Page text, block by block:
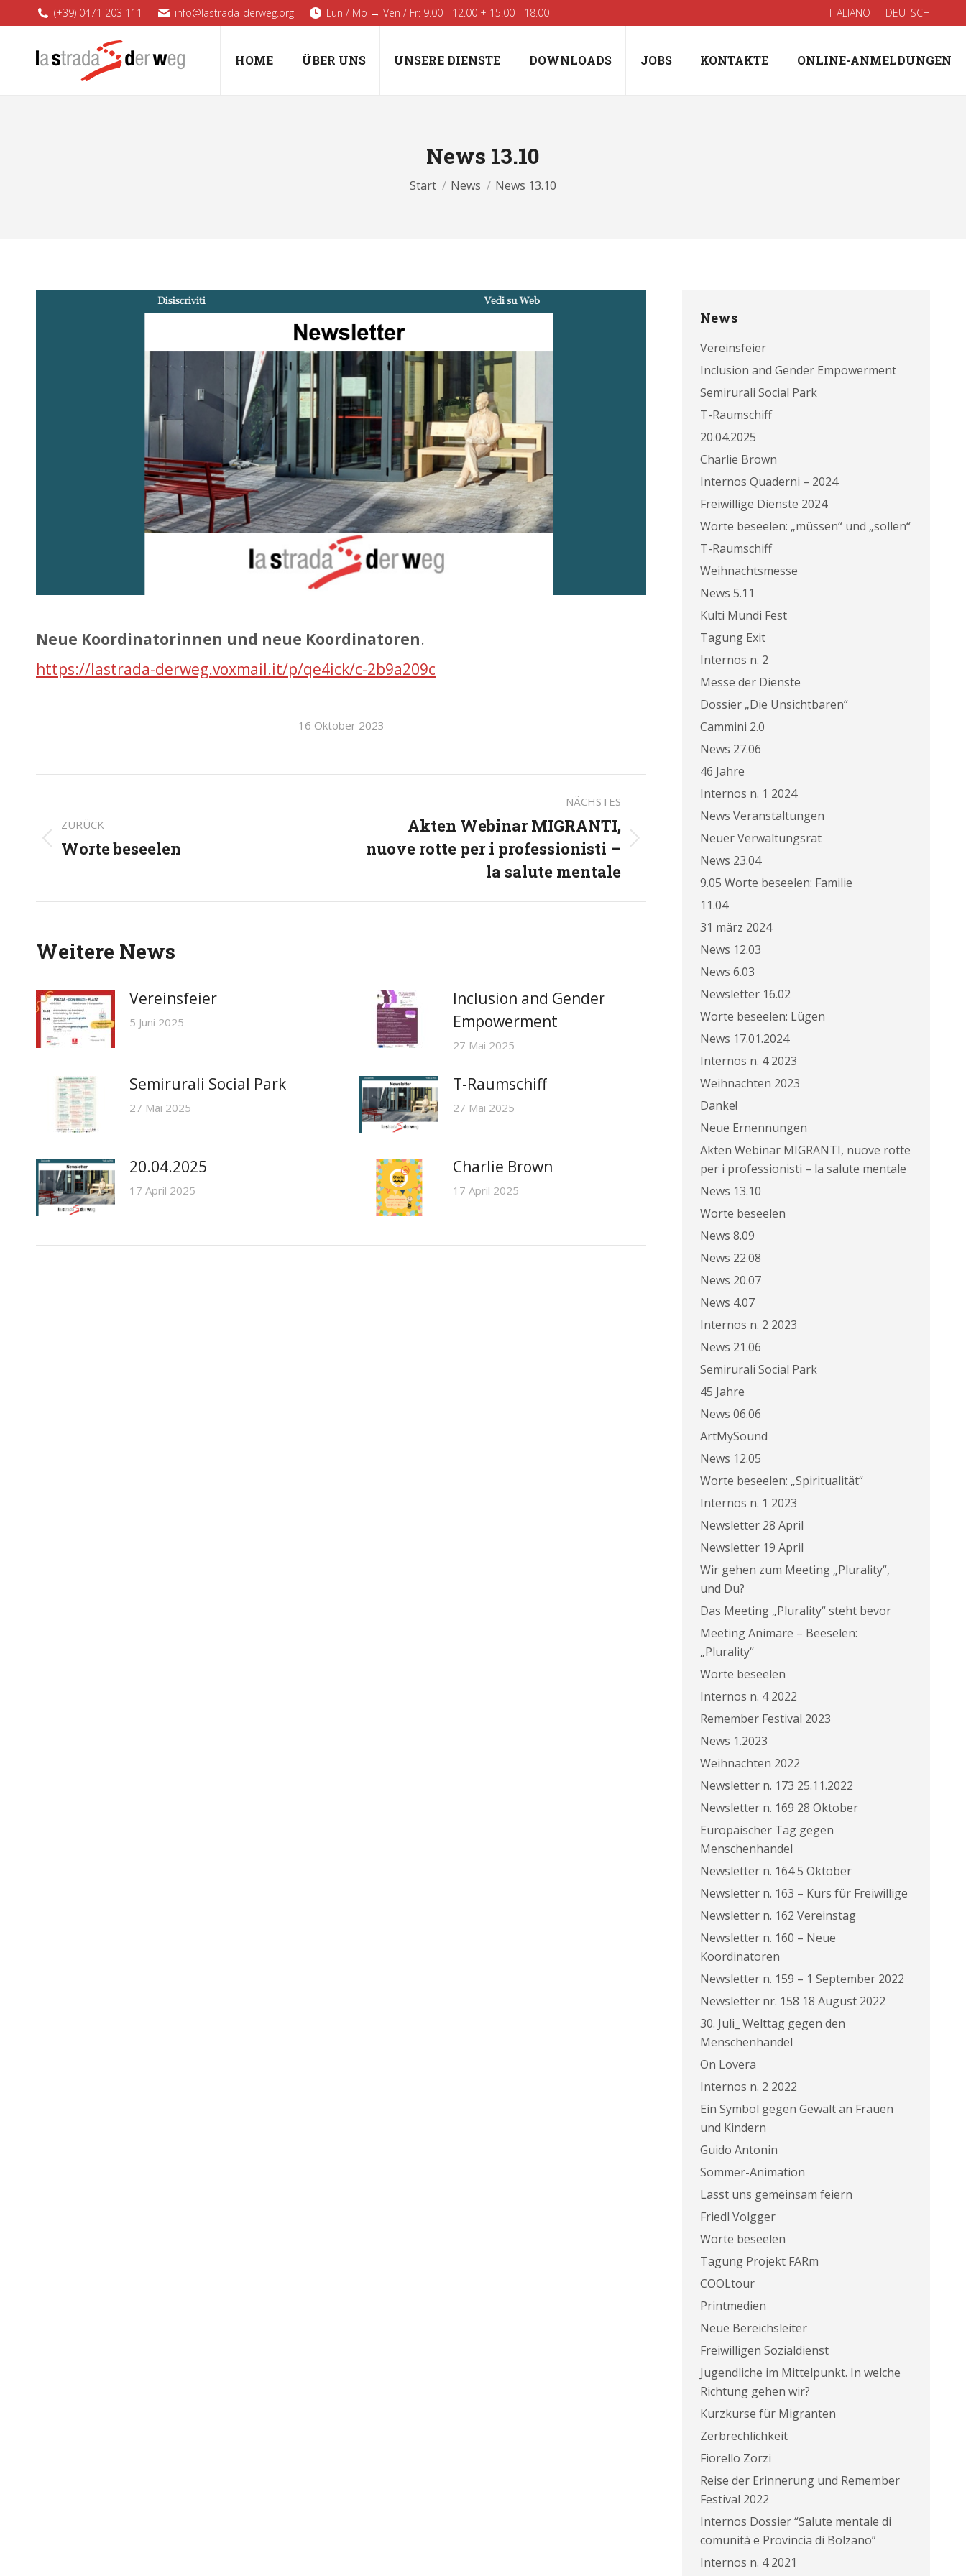
(+39) 0471 203 111 info@lastrada-derweg.org Lun / Mo → Ven / Fr: 9.00 - 12.00 + 15.00 - 18.00 ITALIANO DEUTSCH
HOME ÜBER UNS UNSERE DIENSTE DOWNLOADS JOBS KONTAKTE ONLINE-ANMELDUNGEN
News 13.10
Sie befinden sich hier:
Start News News 13.10
Neue Koordinatorinnen und neue Koordinatoren.
https://lastrada-derweg.voxmail.it/p/qe4ick/c-2b9a209c
16 Oktober 2023
ZURÜCK
Vorheriger
Worte beseelen
NÄCHSTES
Nächster
Akten Webinar MIGRANTI,
nuove rotte per i professionisti –
la salute mentale
Weitere News
Vereinsfeier
5 Juni 2025
Inclusion and Gender
Empowerment
27 Mai 2025
Semirurali Social Park
27 Mai 2025
T-Raumschiff
27 Mai 2025
20.04.2025
17 April 2025
Charlie Brown
17 April 2025
News
Vereinsfeier
Inclusion and Gender Empowerment
Semirurali Social Park
T-Raumschiff
20.04.2025
Charlie Brown
Internos Quaderni – 2024
Freiwillige Dienste 2024
Worte beseelen: „müssen“ und „sollen“
T-Raumschiff
Weihnachtsmesse
News 5.11
Kulti Mundi Fest
Tagung Exit
Internos n. 2
Messe der Dienste
Dossier „Die Unsichtbaren“
Cammini 2.0
News 27.06
46 Jahre
Internos n. 1 2024
News Veranstaltungen
Neuer Verwaltungsrat
News 23.04
9.05 Worte beseelen: Familie
11.04
31 märz 2024
News 12.03
News 6.03
Newsletter 16.02
Worte beseelen: Lügen
News 17.01.2024
Internos n. 4 2023
Weihnachten 2023
Danke!
Neue Ernennungen
Akten Webinar MIGRANTI, nuove rotte
per i professionisti – la salute mentale
News 13.10
Worte beseelen
News 8.09
News 22.08
News 20.07
News 4.07
Internos n. 2 2023
News 21.06
Semirurali Social Park
45 Jahre
News 06.06
ArtMySound
News 12.05
Worte beseelen: „Spiritualität“
Internos n. 1 2023
Newsletter 28 April
Newsletter 19 April
Wir gehen zum Meeting „Plurality“,
und Du?
Das Meeting „Plurality“ steht bevor
Meeting Animare – Beeselen:
„Plurality“
Worte beseelen
Internos n. 4 2022
Remember Festival 2023
News 1.2023
Weihnachten 2022
Newsletter n. 173 25.11.2022
Newsletter n. 169 28 Oktober
Europäischer Tag gegen
Menschenhandel
Newsletter n. 164 5 Oktober
Newsletter n. 163 – Kurs für Freiwillige
Newsletter n. 162 Vereinstag
Newsletter n. 160 – Neue
Koordinatoren
Newsletter n. 159 – 1 September 2022
Newsletter nr. 158 18 August 2022
30. Juli_ Welttag gegen den
Menschenhandel
On Lovera
Internos n. 2 2022
Ein Symbol gegen Gewalt an Frauen
und Kindern
Guido Antonin
Sommer-Animation
Lasst uns gemeinsam feiern
Friedl Volgger
Worte beseelen
Tagung Projekt FARm
COOLtour
Printmedien
Neue Bereichsleiter
Freiwilligen Sozialdienst
Jugendliche im Mittelpunkt. In welche
Richtung gehen wir?
Kurzkurse für Migranten
Zerbrechlichkeit
Fiorello Zorzi
Reise der Erinnerung und Remember
Festival 2022
Internos Dossier “Salute mentale di
comunità e Provincia di Bolzano”
Internos n. 4 2021